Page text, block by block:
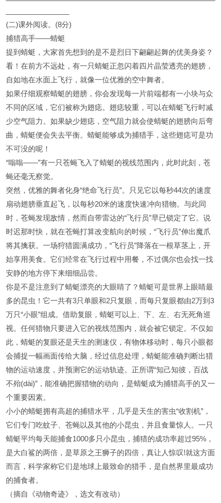
(二)课外阅读。(8分)
捕猎高手——蜻蜓
提到蜻蜓，大家首先想到的是不是烈日下翩翩起舞的优美身姿？
看！在前方不远处，有一只蜻蜓正忽闪着四片晶莹透亮的翅膀，
自如地在水面上飞行，就像一位优雅的空中舞者。
如果仔细观察蜻蜓的翅膀，你会发现每一片前端都有一小块与众
不同的区域，它们被称为翅痣。翅痣较重，可以在蜻蜓飞行时减
少空气阻力。如果缺少翅痣，空气阻力就会使蜻蜓的翅膀向后弯
曲，蜻蜓便会失去平衡。蜻蜓能够成为捕猎手，这些翅痣可是功
不可没的呢！
“嗡嗡——”有一只苍蝇飞入了蜻蜓的视线范围内，此时此刻，苍
蝇还毫无察觉。
突然，优雅的舞者化身“绝命飞行员”。只见它以每秒44次的速度
扇动翅膀垂直起飞，以每秒20米的速度快速冲向猎物。与此同
时，苍蝇发现敌情，然而自带雷达的“飞行员”早已锁定了它。说
时迟那时快，就在苍蝇打算改变航向的时候，“飞行员”伸出魔爪
将其擒获。一场狩猎圆满成功，“飞行员”降落在一根草茎上，开
始享用美食。它们经常在飞行过程中用餐，不过偶尔也会找一找
安静的地方停下来细细品尝。
你是不是注意到了蜻蜓漂亮的大眼睛了？蜻蜓可是世界上眼睛最
多的昆虫！它一共有3只单眼和2只复眼，而每只复眼都由2万到3
万只“小眼”组成。借助复眼，蜻蜓可以上、下、左、右无死角巡
视。任何猎物只要进入它的视线范围内，就会被它锁定。不仅如
此，蜻蜓的复眼还是天生的测速仪，有物体移动时，每只小眼都
会捕捉一幅画面传给大脑，经过信息处理，蜻蜓能准确判断出猎
物的运动速度，并预测它的运动轨迹。正所谓“知己知彼，百战
不殆(dài)”，能准确把握猎物的动向，是蜻蜓成为捕猎高手的又一
个重要因素。
小小的蜻蜓拥有高超的捕猎水平，几乎是天生的害虫“收割机”，
它们专门吃蚊子、苍蝇以及其他的小昆虫，并且食量惊人。一只
蜻蜓平均每天能捕食1000多只小昆虫，捕猎的成功率超过95%，
是大白鲨的两倍，是草原之王狮子的四倍，真让人惊叹!就这方面
而言，科学家称它们是地球上最致命的猎手，是自然界里最成功
的捕食者。
（摘自《动物奇迹》，选文有改动）